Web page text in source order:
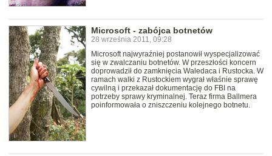
Microsoft - zabójca botnetów
28 września 2011, 09:28
Microsoft najwyraźniej postanowił wyspecjalizować
się w zwalczaniu botnetów. W przeszłości koncern
doprowadził do zamknięcia Waledaca i Rustocka. W
ramach walki z Rustockiem wygrał właśnie sprawę
cywilną i przekazał dokumentację do FBI na
potrzeby sprawy kryminalnej. Teraz firma Ballmera
poinformowała o zniszczeniu kolejnego botnetu.